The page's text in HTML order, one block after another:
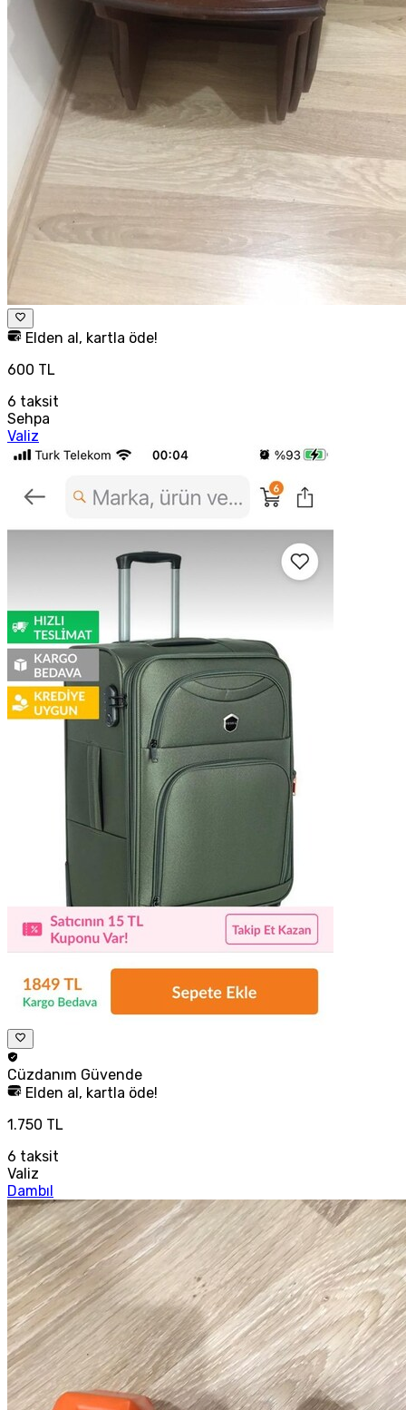
Elden al, kartla öde!
600 TL
6 taksit
Sehpa
Valiz
Cüzdanım Güvende
Elden al, kartla öde!
1.750 TL
6 taksit
Valiz
Dambıl